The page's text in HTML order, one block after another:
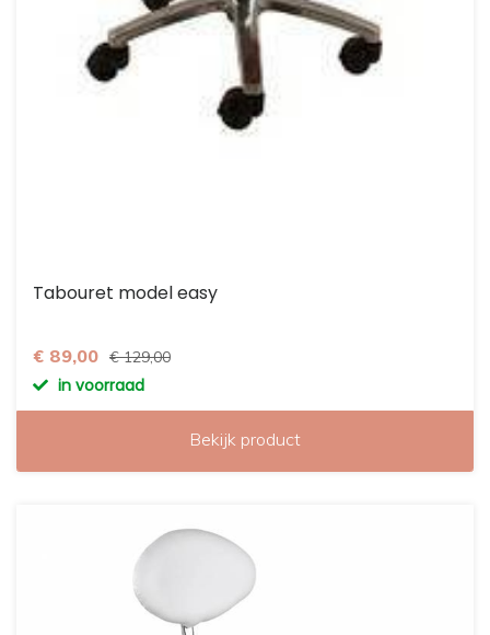
Tabouret model easy
€ 89,00 € 129,00
in voorraad
Bekijk product